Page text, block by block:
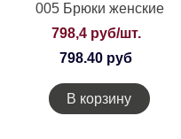
005 Брюки женские
798,4 руб/шт.
798.40 руб
В корзину